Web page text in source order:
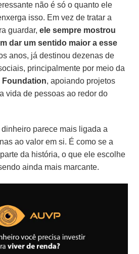
não é só o quanto ele
isso. Em vez de tratar a
guardar,ele sempre mostrou
dar um sentido maior a esse
anos, já destinou dezenas de
principalmente por meio da
Foundation, apoiando projetos
vida de pessoas ao redor do
parece mais ligada a
ao valor em si. É como se a
da história, o que ele escolhe
ainda mais marcante.